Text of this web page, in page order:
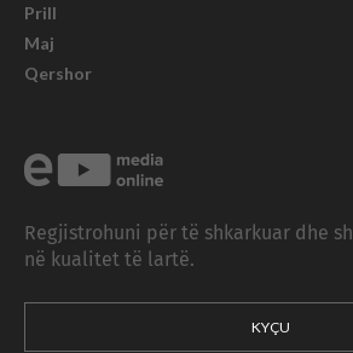
Prill
Maj
Qershor
Regjistrohuni për të shkarkuar dhe
në kualitet të lartë.
KYÇU